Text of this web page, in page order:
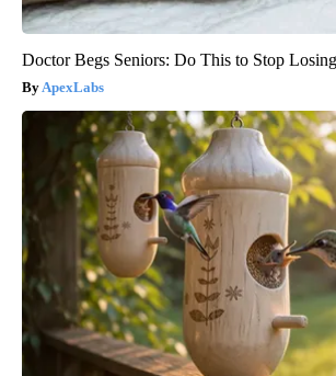
Doctor Begs Seniors: Do This to Stop
ApexLabs